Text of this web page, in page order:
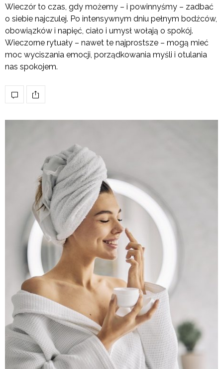
Wieczór to czas, gdy możemy – i powinnyśmy – zadbać
o siebie najczulej. Po intensywnym dniu pełnym bodźców,
obowiązków i napięć, ciało i umysł wołają o spokój.
Wieczorne rytuały – nawet te najprostsze – mogą mieć
moc wyciszania emocji, porządkowania myśli i otulania
nas spokojem.